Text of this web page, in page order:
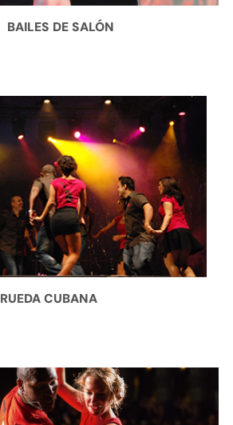
BAILES DE SALÓN
RUEDA CUBANA